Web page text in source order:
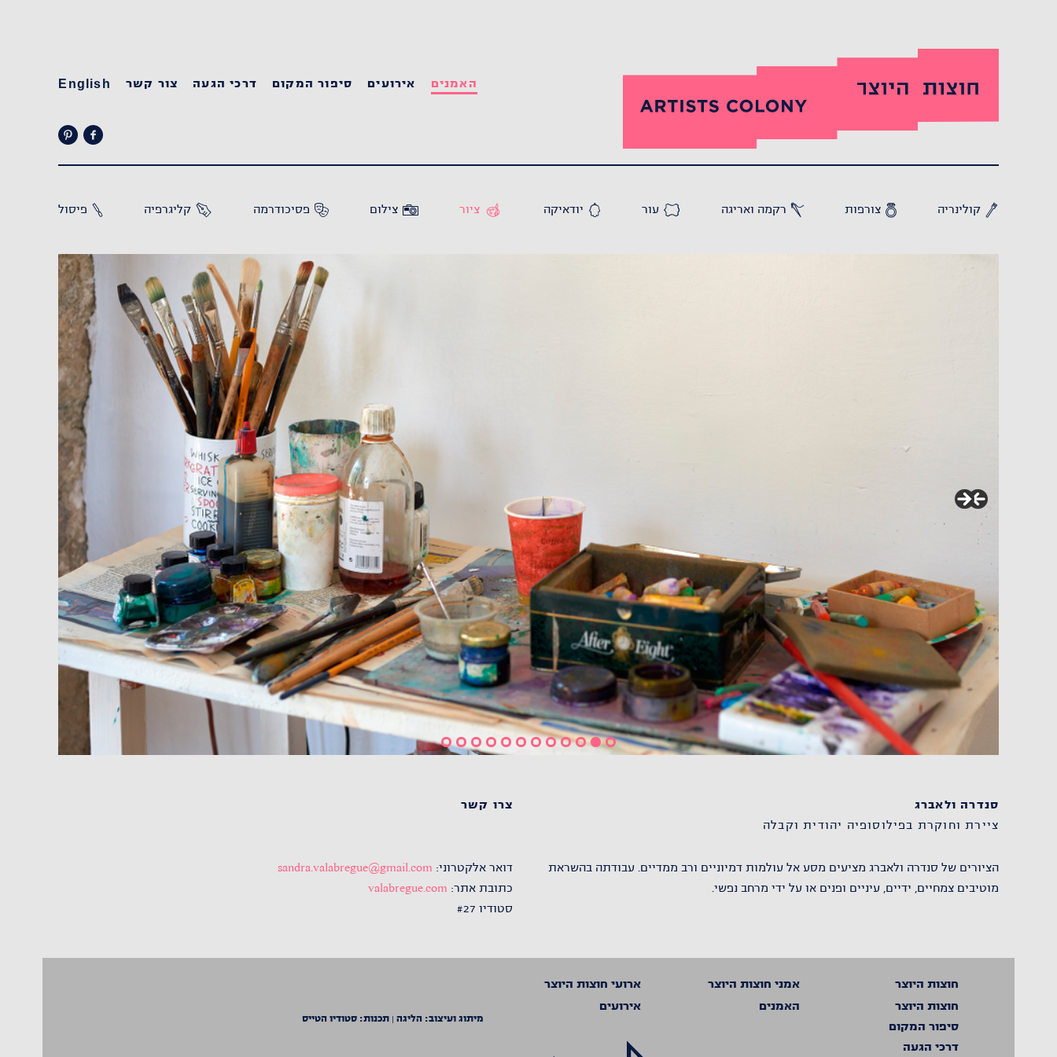
האמנים אירועים סיפור המקום דרכי הגעה צור קשר English
קולינריה צורפות רקמה ואריגה עור יודאיקה ציור צילום פסיכודרמה קליגרפיה פיסול
סנדרה ולאברג
ציירת וחוקרת בפילוסופיה יהודית וקבלה
הציורים של סנדרה ולאברג מציעים מסע אל עולמות דמיוניים ורב ממדיים. עבודתה בהשראת
מוטיבים צמחיים, ידיים, עיניים ופנים או על ידי מרחב נפשי.
צרו קשר
דואר אלקטרוני: sandra.valabregue@gmail.com
כתובת אתר: valabregue.com
סטודיו #27
חוצות היוצר
חוצות היוצר
סיפור המקום
דרכי הגעה
אמני חוצות היוצר
האמנים
ארועי חוצות היוצר
אירועים
מיתוג ועיצוב: הליגה |תכנות:סטודיו הטייס